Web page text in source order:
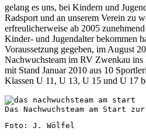
gelang es uns, bei Kindern und
Radsport und an unserem Verein zu
erfreulicherweise ab 2005
Kinder- und Jugendalter bekommen
Voraussetzung gegeben, im August
Nachwuchsteam im RV Zwenkau ins
mit Stand Januar 2010 aus 10
Klassen U 11, U 13, U 15 und U 17
Das Nachwuchsteam am Start
Foto: J. Wölfel